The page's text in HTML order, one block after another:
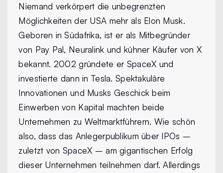
Niemand verkörpert die unbegrenzten
Möglichkeiten der USA mehr als Elon Musk.
Geboren in Südafrika, ist er als Mitbegründer
von Pay Pal, Neuralink und kühner Käufer von X
bekannt. 2002 gründete er SpaceX und
investierte dann in Tesla. Spektakuläre
Innovationen und Musks Geschick beim
Einwerben von Kapital machten beide
Unternehmen zu Weltmarktführern. Wie schön
also, dass das Anlegerpublikum über IPOs –
zuletzt von SpaceX – am gigantischen Erfolg
dieser Unternehmen teilnehmen darf. Allerdings